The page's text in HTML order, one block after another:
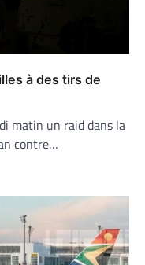
à des tirs de
matin un raid dans la
contre…